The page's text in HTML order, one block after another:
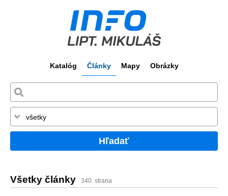
Katalóg Články Mapy Obrázky
Hľadať
Všetky články 340. strana